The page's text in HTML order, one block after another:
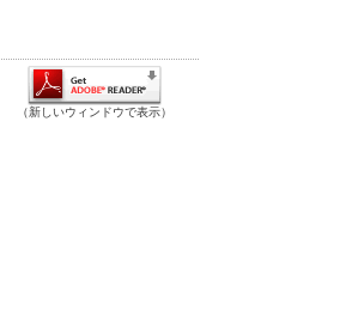
（新しいウィンドウで表示）